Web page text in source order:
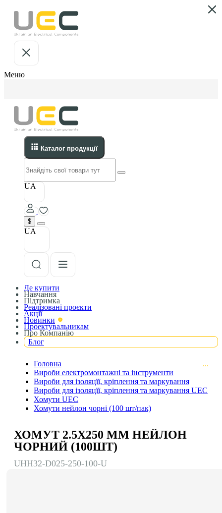
Меню
Каталог продукції
UA
$
UA
Де купити
Навчання
Підтримка
Реалізовані проєкти
Акції
Новинки
Проектувальникам
Про Компанію
Блог
Головна
Вироби електромонтажні та інструменти
Вироби для ізоляцїї, кріплення та маркування
Вироби для ізоляцїї, кріплення та маркування UEC
Хомути UEC
Хомути нейлон чорні (100 шт/пак)
ХОМУТ 2.5Х250 ММ НЕЙЛОН
ЧОРНИЙ (100ШТ)
UHH32-D025-250-100-U